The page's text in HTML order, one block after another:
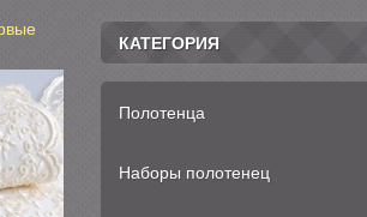
КАТЕГОРИЯ
Полотенца
Наборы полотенец